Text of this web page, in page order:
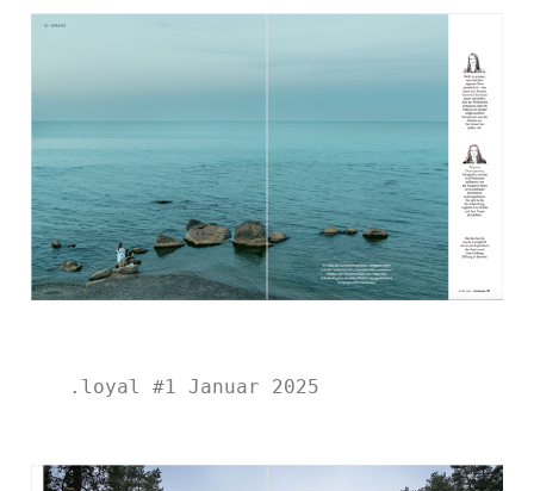
.loyal #1 Januar 2025